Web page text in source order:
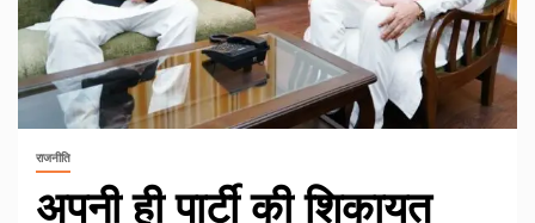
राजनीति
अपनी ही पार्टी की शिकायत